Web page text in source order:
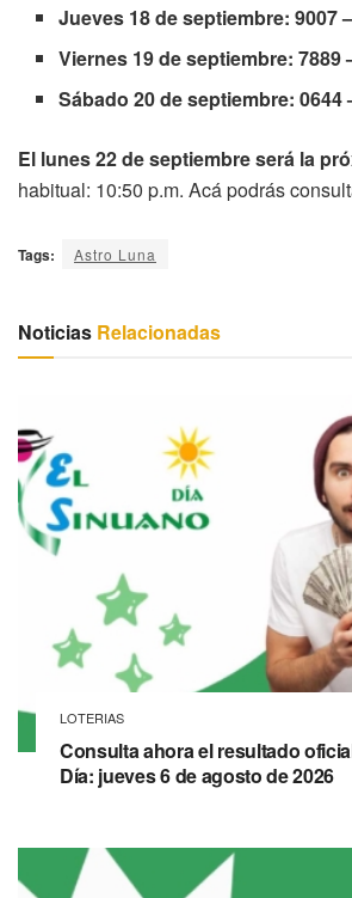
Jueves 18 de septiembre: 9007
Viernes 19 de septiembre: 7889
Sábado 20 de septiembre: 0644
El lunes 22 de septiembre será la
habitual: 10:50 p.m. Acá podrás
Tags: Astro Luna
Noticias Relacionadas
LOTERIAS
Consulta ahora el resultado
Día: jueves 6 de agosto de 2026